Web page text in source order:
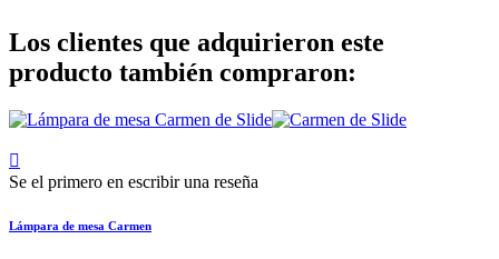
Los clientes que adquirieron este
producto también compraron:

Se el primero en escribir una reseña
Lámpara de mesa Carmen